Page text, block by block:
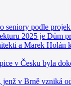
seniory podle
2025 je Dům
a Marek Holán
v Česku byla
v Brně vzniká